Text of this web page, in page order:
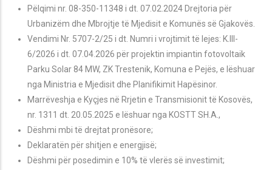
Pëlqimi nr. 08-350-11348 i dt. 07.02.2024 Drejtoria për
Urbanizëm dhe Mbrojtje të Mjedisit e Komunës së Gjakovës.
Vendimi Nr. 5707-2/25 i dt. Numri i vrojtimit të lejes: K.III-
6/2026 i dt. 07.04.2026 për projektin impiantin fotovoltaik
Parku Solar 84 MW, ZK Trestenik, Komuna e Pejës, e lëshuar
nga Ministria e Mjedisit dhe Planifikimit Hapësinor.
Marrëveshja e Kyçjes në Rrjetin e Transmisionit të Kosovës,
nr. 1311 dt. 20.05.2025 e lëshuar nga KOSTT SH.A.,
Dëshmi mbi të drejtat pronësore;
Deklaratën për shitjen e energjisë;
Dëshmi për posedimin e 10% të vlerës së investimit;